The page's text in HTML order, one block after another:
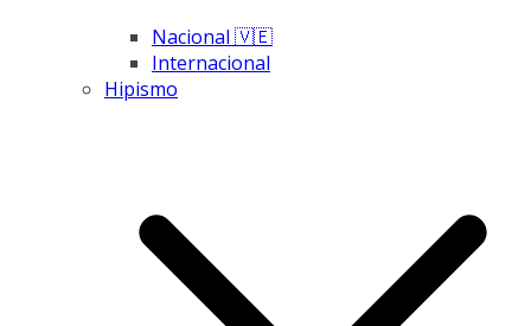
Nacional 🇻🇪
Internacional
Hipismo